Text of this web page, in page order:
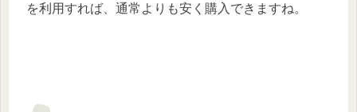
を利用すれば、通常よりも安く購入できますね。